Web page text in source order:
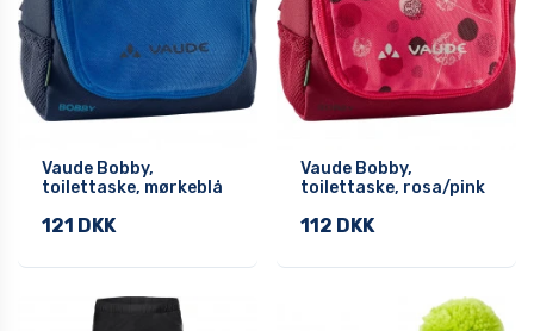
Vaude Bobby,
toilettaske, mørkeblå
121 DKK
Vaude Bobby,
toilettaske, rosa/pink
112 DKK